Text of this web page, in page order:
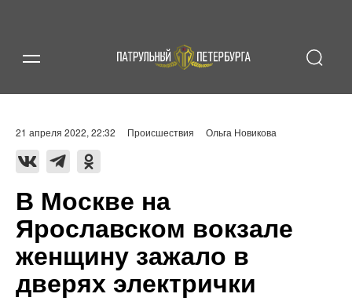
21 апреля 2022, 22:32 Происшествия Ольга Новикова
В Москве на
Ярославском вокзале
женщину зажало в
дверях электрички